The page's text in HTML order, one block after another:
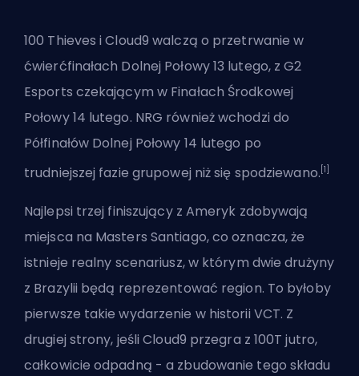
100 Thieves i Cloud9 walczą o przetrwanie w
ćwierćfinałach Dolnej Połowy 13 lutego, z G2
Esports czekającym w Finałach Środkowej
Połowy 14 lutego. NRG również wchodzi do
Półfinałów Dolnej Połowy 14 lutego po
trudniejszej fazie grupowej niż się spodziewano. [1]
Najlepsi trzej finiszujący z Ameryk zdobywają
miejsca na Masters Santiago, co oznacza, że
istnieje realny scenariusz, w którym dwie drużyny
z Brazylii będą reprezentować region. To byłoby
pierwsze takie wydarzenie w historii VCT. Z
drugiej strony, jeśli Cloud9 przegra z 100T jutro,
całkowicie odpadną - a zbudowanie tego składu